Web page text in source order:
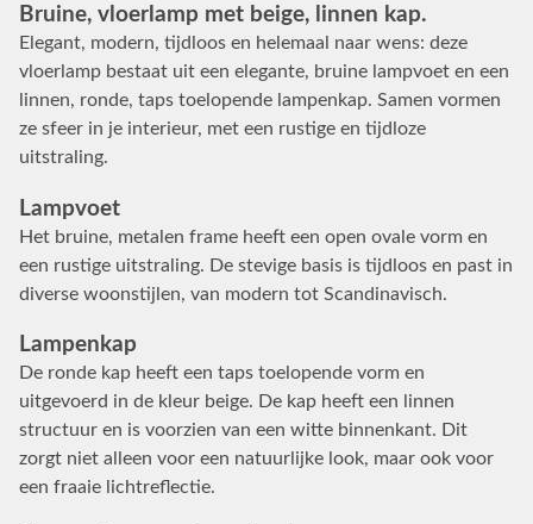
Bruine, vloerlamp met beige, linnen kap.
Elegant, modern, tijdloos en helemaal naar wens: deze
vloerlamp bestaat uit een elegante, bruine lampvoet en een
linnen, ronde, taps toelopende lampenkap. Samen vormen
ze sfeer in je interieur, met een rustige en tijdloze
uitstraling.
Lampvoet
Het bruine, metalen frame heeft een open ovale vorm en
een rustige uitstraling. De stevige basis is tijdloos en past in
diverse woonstijlen, van modern tot Scandinavisch.
Lampenkap
De ronde kap heeft een taps toelopende vorm en
uitgevoerd in de kleur beige. De kap heeft een linnen
structuur en is voorzien van een witte binnenkant. Dit
zorgt niet alleen voor een natuurlijke look, maar ook voor
een fraaie lichtreflectie.